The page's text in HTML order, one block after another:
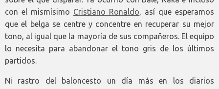
con el mismísimo Cristiano Ronaldo, así que esperamos
que el belga se centre y concentre en recuperar su mejor
tono, al igual que la mayoría de sus compañeros. El equipo
lo necesita para abandonar el tono gris de los últimos
partidos.
Ni rastro del baloncesto un día más en los diarios